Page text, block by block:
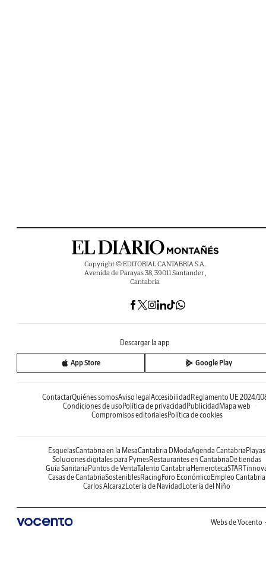
Copyright © EDITORIAL CANTABRIA S.A.
Avenida de Parayas 38, 39011 Santander ,
Cantabria
Descargar la app
App Store Google Play
ContactarQuiénes somosAviso legalAccesibilidadReglamento UE 2024/
Condiciones de usoPolítica de privacidadPublicidadMapa web
Compromisos editorialesPolítica de cookies
EsquelasCantabria en la MesaCantabria DModaAgenda CantabriaPlayas
Soluciones digitales para PymesRestaurantes en CantabriaDe tiendas
Guía SanitariaPuntos de VentaTalento CantabriaHemeroteca
Casas de CantabriaSosteniblesRacingForo EconómicoEmpleo Cantabria
Carlos AlcarazLotería de NavidadLotería del Niño
Webs de Vocento